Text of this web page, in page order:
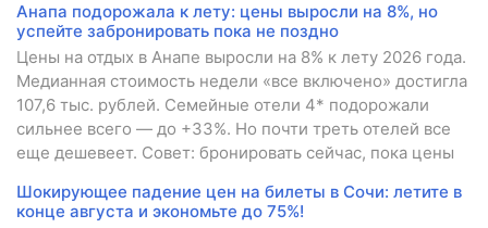
Анапа подорожала к лету: цены выросли на 8%, но
успейте забронировать пока не поздно
Цены на отдых в Анапе выросли на 8% к лету 2026 года.
Медианная стоимость недели «все включено» достигла
107,6 тыс. рублей. Семейные отели 4* подорожали
сильнее всего — до +33%. Но почти треть отелей все
еще дешевеет. Совет: бронировать сейчас, пока цены
Шокирующее падение цен на билеты в Сочи: летите в
конце августа и экономьте до 75%!